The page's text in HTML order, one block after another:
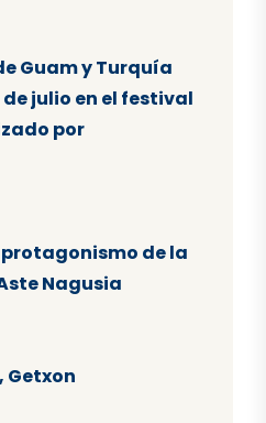
Guam y Turquía
julio en el festival
por
de la
Nagusia
Getxon